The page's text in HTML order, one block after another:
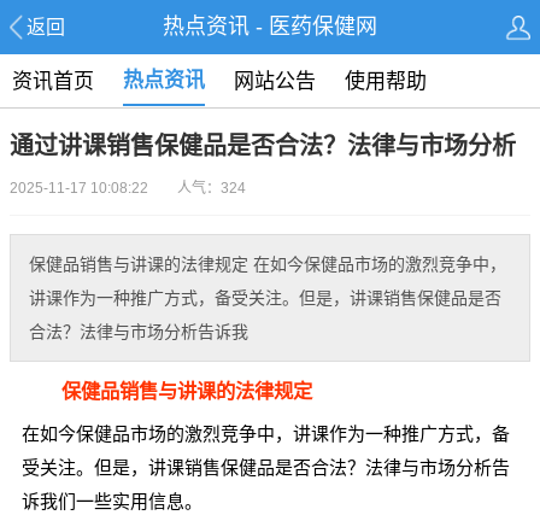
返回 热点资讯 - 医药保健网
资讯首页 热点资讯 网站公告 使用帮助
通过讲课销售保健品是否合法？法律与市场分析
2025-11-17 10:08:22 人气：324
保健品销售与讲课的法律规定 在如今保健品市场的激烈竞争中，
讲课作为一种推广方式，备受关注。但是，讲课销售保健品是否
合法？法律与市场分析告诉我
保健品销售与讲课的法律规定
在如今保健品市场的激烈竞争中，讲课作为一种推广方式，备
受关注。但是，讲课销售保健品是否合法？法律与市场分析告
诉我们一些实用信息。